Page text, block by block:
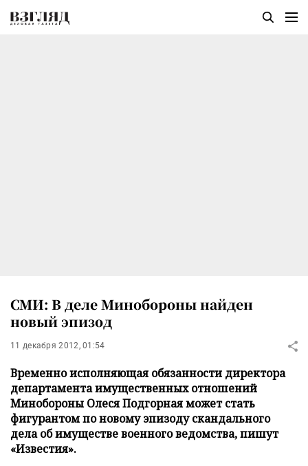
СМИ: В деле Минобороны найден
новый эпизод
11 декабря 2012, 01:54
Временно исполняющая обязанности директора
департамента имущественных отношений
Минобороны Олеся Подгорная может стать
фигурантом по новому эпизоду скандального
дела об имуществе военного ведомства, пишут
«Известия».